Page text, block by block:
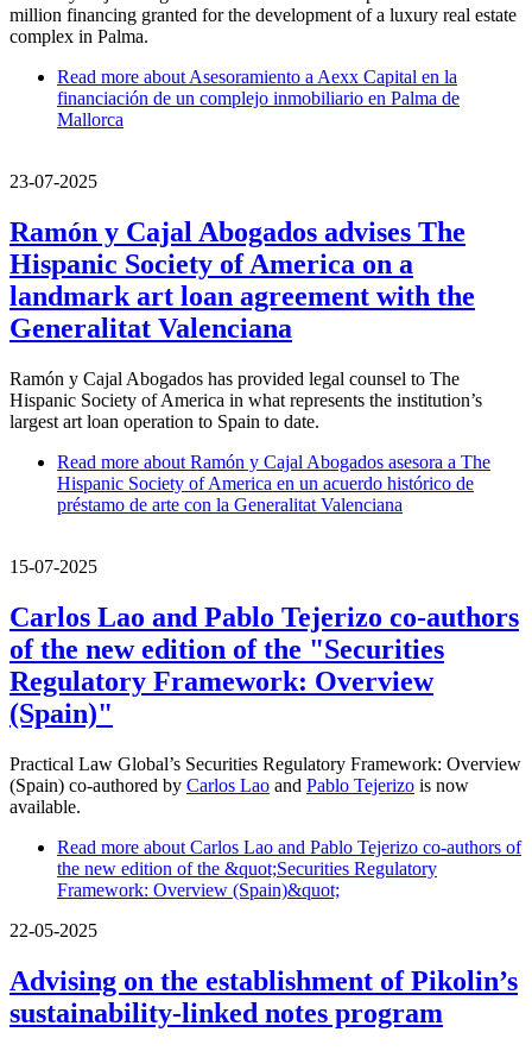
million financing granted for the development of a luxury real estate
complex in Palma.
Read more about Asesoramiento a Aexx Capital en la
financiación de un complejo inmobiliario en Palma de
Mallorca
23-07-2025
Ramón y Cajal Abogados advises The
Hispanic Society of America on a
landmark art loan agreement with the
Generalitat Valenciana
Ramón y Cajal Abogados has provided legal counsel to The
Hispanic Society of America in what represents the institution’s
largest art loan operation to Spain to date.
Read more about Ramón y Cajal Abogados asesora a The
Hispanic Society of America en un acuerdo histórico de
préstamo de arte con la Generalitat Valenciana
15-07-2025
Carlos Lao and Pablo Tejerizo co-authors
of the new edition of the "Securities
Regulatory Framework: Overview
(Spain)"
Practical Law Global’s Securities Regulatory Framework: Overview
(Spain) co-authored by Carlos Lao and Pablo Tejerizo is now
available.
Read more about Carlos Lao and Pablo Tejerizo co-authors of
the new edition of the &quot;Securities Regulatory
Framework: Overview (Spain)&quot;
22-05-2025
Advising on the establishment of Pikolin’s
sustainability-linked notes program